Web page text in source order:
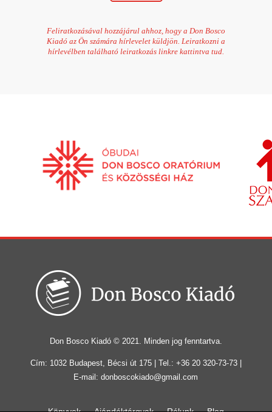
Feliratkozásával hozzájárul ahhoz, hogy a Don Bosco
Kiadó az Ön számára hírlevelet küldjön. Leiratkozni a
hírlevélben található leiratkozás linkre kattintva tud.
Don Bosco Kiadó © 2021. Minden jog fenntartva.
Cím: 1032 Budapest, Bécsi út 175 | Tel.: +36 20 320-73-73 |
E-mail: donboscokiado@gmail.com